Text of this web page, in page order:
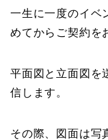
一生に一度のイベ
めてからご契約を
平面図と立面図を
信します。
その際、図面は写